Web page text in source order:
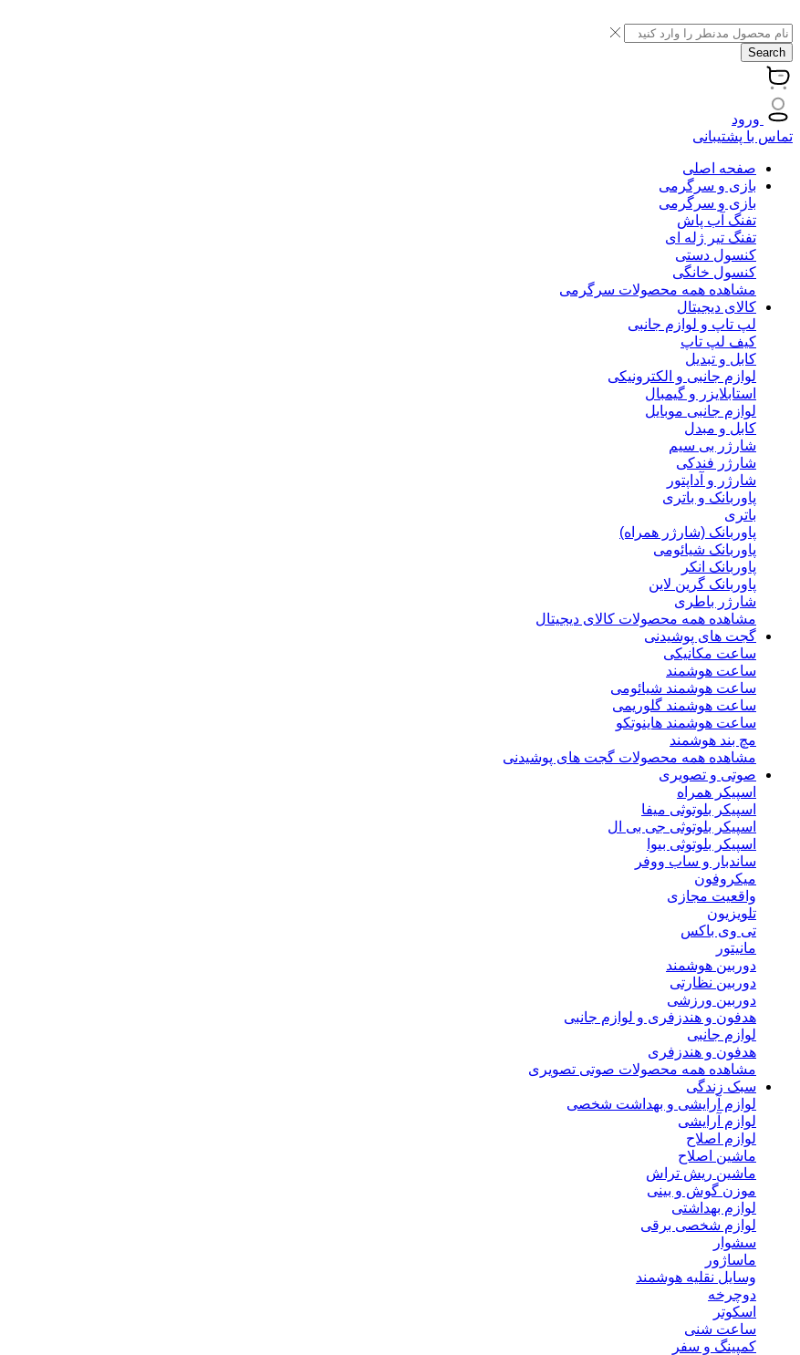
Search
ورود
تماس با پشتیبانی
صفحه اصلی
بازی و سرگرمی
بازی و سرگرمی
تفنگ آب پاش
تفنگ تیر ژله ای
کنسول دستی
کنسول خانگی
مشاهده همه محصولات سرگرمی
کالای دیجیتال
لپ تاپ و لوازم جانبی
کیف لپ تاپ
کابل و تبدیل
لوازم جانبی و الکترونیکی
استابلایزر و گیمبال
لوازم جانبی موبایل
کابل و مبدل
شارژر بی سیم
شارژر فندکی
شارژر و آداپتور
پاوربانک و باتری
باتری
پاوربانک (شارژر همراه)
پاوربانک شیائومی
پاوربانک انکر
پاوربانک گرین لاین
شارژر باطری
مشاهده همه محصولات کالای دیجیتال
گجت های پوشیدنی
ساعت مکانیکی
ساعت هوشمند
ساعت هوشمند شیائومی
ساعت هوشمند گلوریمی
ساعت هوشمند هاینوتکو
مچ بند هوشمند
مشاهده همه محصولات گجت های پوشیدنی
صوتی و تصویری
اسپیکر همراه
اسپیکر بلوتوثی میفا
اسپیکر بلوتوثی جی بی ال
اسپیکر بلوتوثی بیوا
ساندبار و ساب ووفر
میکروفون
واقعیت مجازی
تلویزیون
تی وی باکس
مانیتور
دوربین هوشمند
دوربین نظارتی
دوربین ورزشی
هدفون و هندزفری و لوازم جانبی
لوازم جانبی
هدفون و هندزفری
مشاهده همه محصولات صوتی تصویری
سبک زندگی
لوازم آرایشی و بهداشت شخصی
لوازم آرایشی
لوازم اصلاح
ماشین اصلاح
ماشین ریش تراش
موزن گوش و بینی
لوازم بهداشتی
لوازم شخصی برقی
سشوار
ماساژور
وسایل نقلیه هوشمند
دوچرخه
اسکوتر
ساعت شنی
کمپینگ و سفر